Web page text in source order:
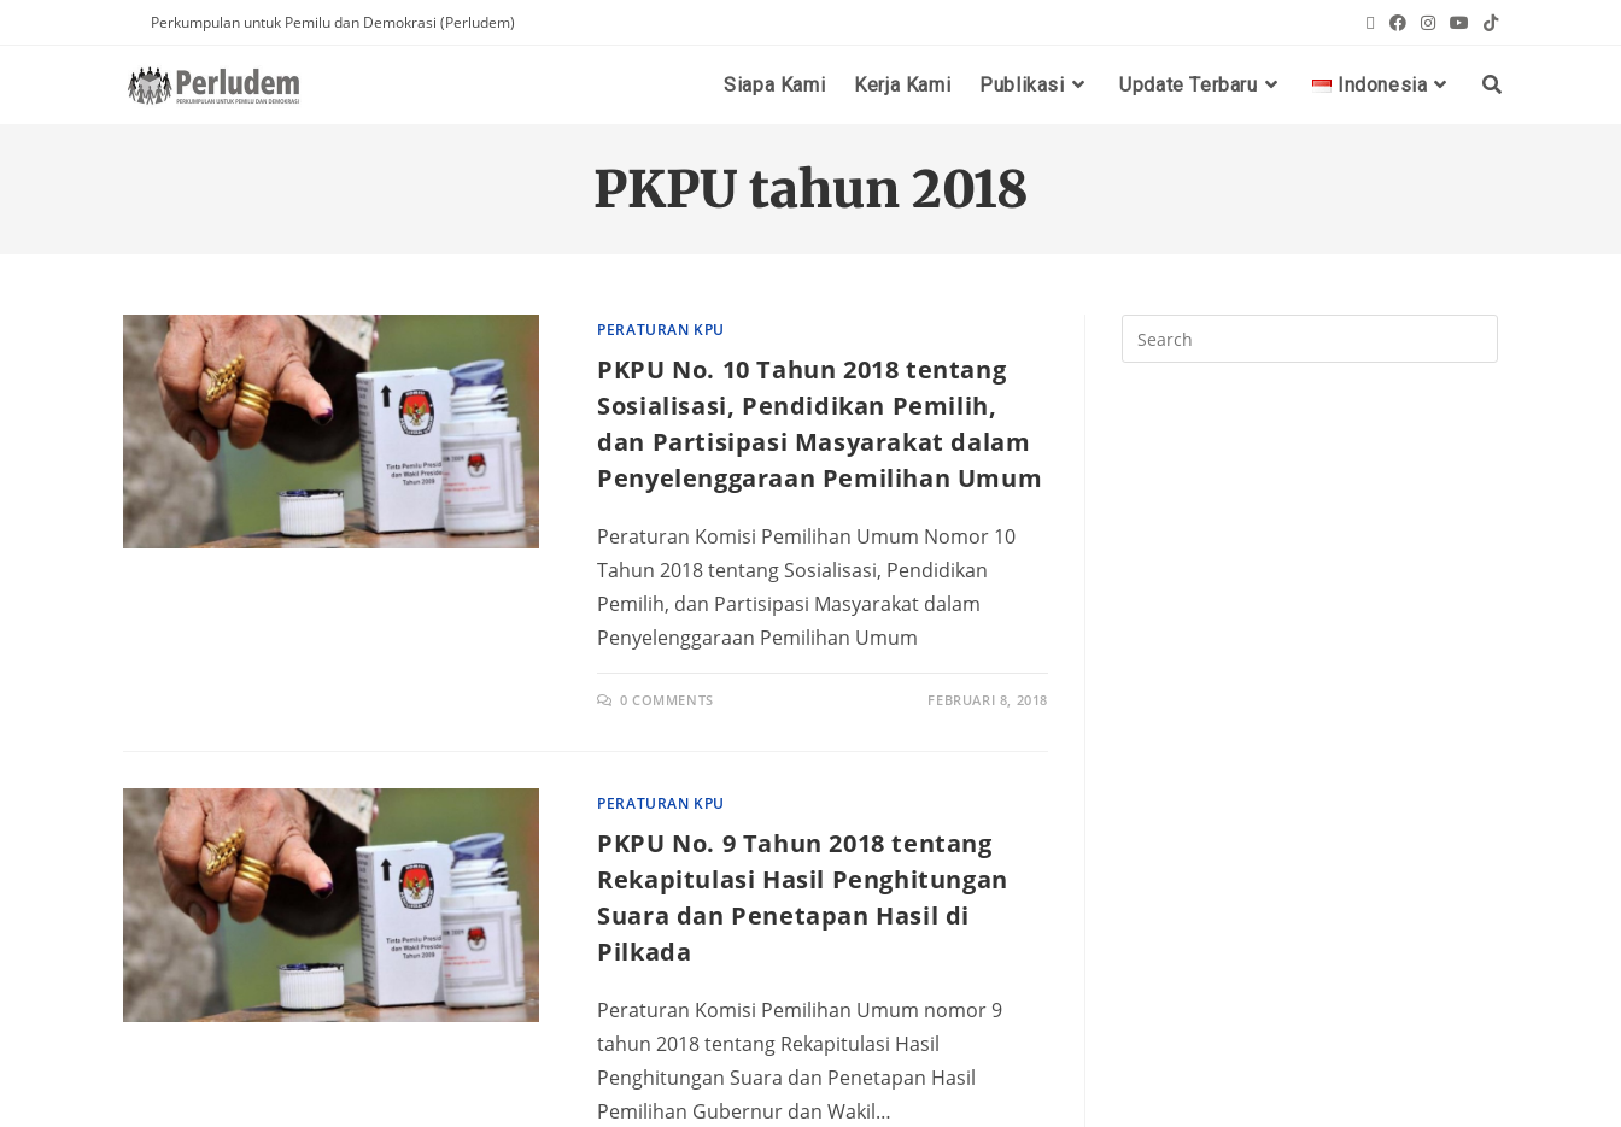
Perkumpulan untuk Pemilu dan Demokrasi (Perludem)
Siapa Kami Kerja Kami Publikasi Update Terbaru Indonesia
PKPU tahun 2018
PERATURAN KPU
PKPU No. 10 Tahun 2018 tentang
Sosialisasi, Pendidikan Pemilih,
dan Partisipasi Masyarakat dalam
Penyelenggaraan Pemilihan Umum
Peraturan Komisi Pemilihan Umum Nomor 10
Tahun 2018 tentang Sosialisasi, Pendidikan
Pemilih, dan Partisipasi Masyarakat dalam
Penyelenggaraan Pemilihan Umum
0 COMMENTS FEBRUARI 8, 2018
PERATURAN KPU
PKPU No. 9 Tahun 2018 tentang
Rekapitulasi Hasil Penghitungan
Suara dan Penetapan Hasil di
Pilkada
Peraturan Komisi Pemilihan Umum nomor 9
tahun 2018 tentang Rekapitulasi Hasil
Penghitungan Suara dan Penetapan Hasil
Pemilihan Gubernur dan Wakil…